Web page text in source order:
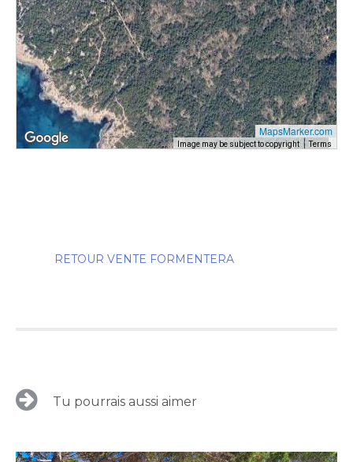
MapsMarker.com
Image may be subject to copyright Terms
RETOUR VENTE FORMENTERA
Tu pourrais aussi aimer